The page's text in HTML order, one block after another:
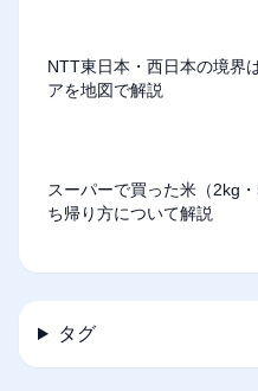
NTT東日本・西日本の境界
アを地図で解説
スーパーで買った米（2kg
ち帰り方について解説
タグ